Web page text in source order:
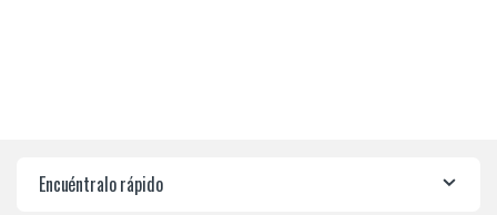
Encuéntralo rápido